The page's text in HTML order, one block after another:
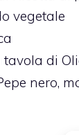
vegetale
tavola di
nero,